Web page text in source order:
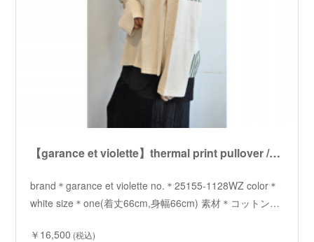
【garance et violette】thermal print pullover /【ギャランスエトヴィオレット】サーマルプリントプルオーバー
brand＊garance et violette no.＊25155-1128WZ color＊
white size＊one(着丈66cm,身幅66cm) 素材＊コットン…
￥16,500 (税込)